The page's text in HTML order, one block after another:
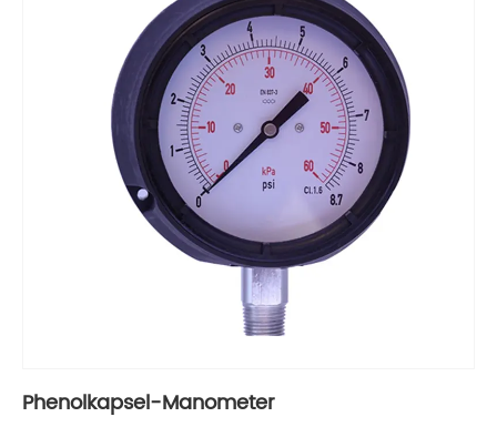
Phenolkapsel-Manometer